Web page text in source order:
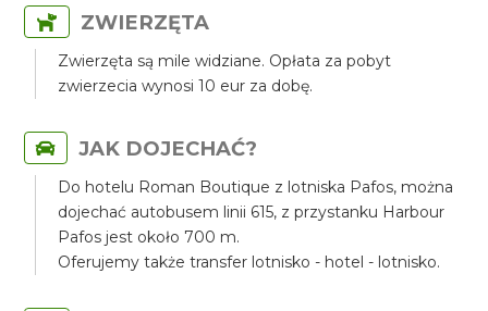
ZWIERZĘTA
Zwierzęta są mile widziane. Opłata za pobyt
zwierzecia wynosi 10 eur za dobę.
JAK DOJECHAĆ?
Do hotelu Roman Boutique z lotniska Pafos, można
dojechać autobusem linii 615, z przystanku Harbour
Pafos jest około 700 m.
Oferujemy także transfer lotnisko - hotel - lotnisko.